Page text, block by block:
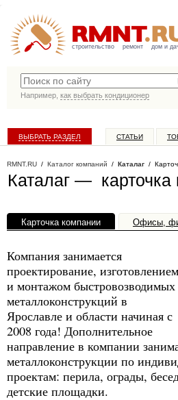
строительство ремонт дом и
Например, как выбрать кондиционер
ВЫБРАТЬ РАЗДЕЛ СТАТЬИ
RMNT.RU / Каталог компаний / Каталаг /
Каталаг — карточка
Карточка компании Офисы,
Компания занимается
проектирование, изготовлением
и монтажом быстровозводимых
металлоконструкций в
Ярославле и области начиная с
2008 года! Дополнительное
направление в компании
металлоконструкции по
проектам: перила, ограды,
детские площадки.